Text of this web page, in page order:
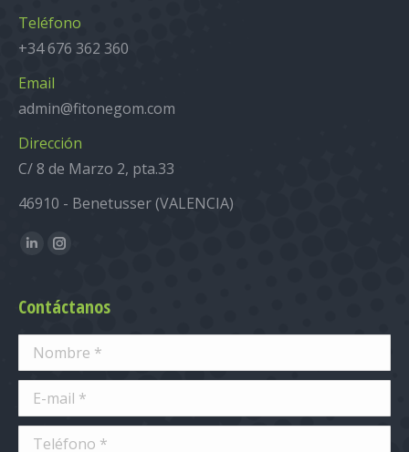
Teléfono
+34 676 362 360
Email
admin@fitonegom.com
Dirección
C/ 8 de Marzo 2, pta.33
46910 - Benetusser (VALENCIA)
Encuéntranos en:
LinkedinInstagram
Contáctanos
Nombre *
E-mail *
Teléfono *